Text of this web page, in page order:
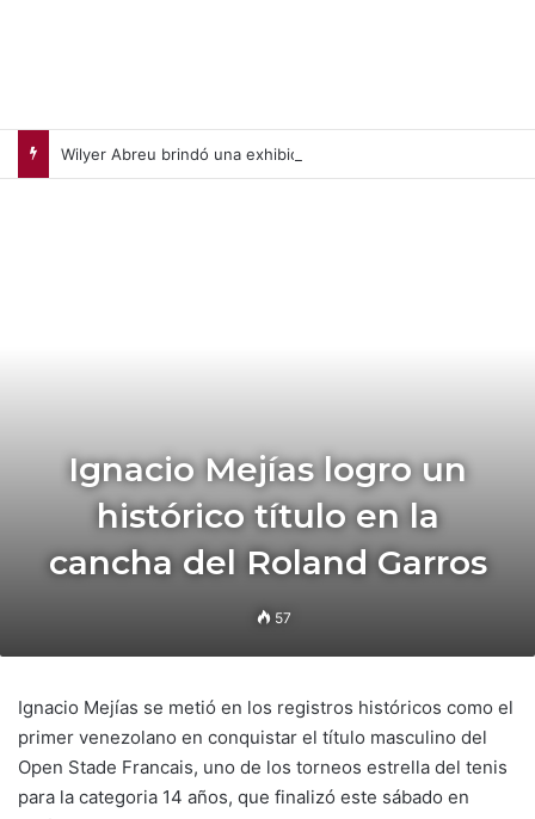
Ignacio Mejías logro un
histórico título en la
cancha del Roland Garros
57
Ignacio Mejías se metió en los registros históricos como el
primer venezolano en conquistar el título masculino del
Open Stade Francais, uno de los torneos estrella del tenis
para la categoria 14 años, que finalizó este sábado en